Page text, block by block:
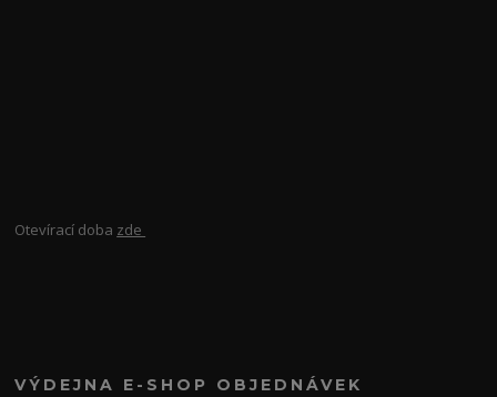
Otevírací doba zde
VÝDEJNA E-SHOP OBJEDNÁVEK